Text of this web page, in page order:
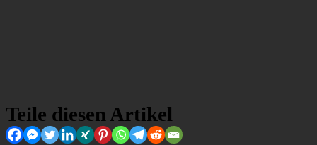
Teile diesen Artikel